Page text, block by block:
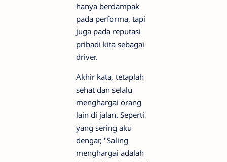
hanya berdampak
pada performa, tapi
juga pada reputasi
pribadi kita sebagai
driver.
Akhir kata, tetaplah
sehat dan selalu
menghargai orang
lain di jalan. Seperti
yang sering aku
dengar, "Saling
menghargai adalah